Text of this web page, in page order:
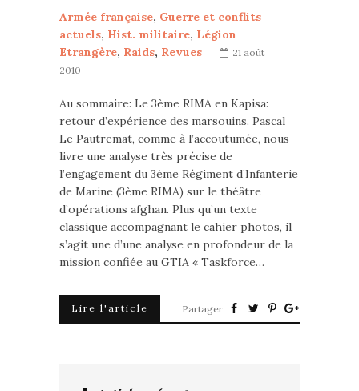
Armée française, Guerre et conflits
actuels, Hist. militaire, Légion
Etrangère, Raids, Revues
21 août
2010
Au sommaire: Le 3ème RIMA en Kapisa:
retour d’expérience des marsouins. Pascal
Le Pautremat, comme à l’accoutumée, nous
livre une analyse très précise de
l’engagement du 3ème Régiment d’Infanterie
de Marine (3ème RIMA) sur le théâtre
d’opérations afghan. Plus qu’un texte
classique accompagnant le cahier photos, il
s’agit une d’une analyse en profondeur de la
mission confiée au GTIA « Taskforce…
Lire l'article Partager